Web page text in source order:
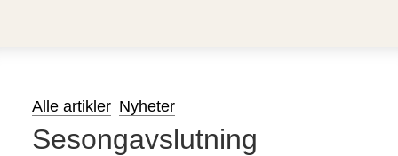
Alle artikler Nyheter
Sesongavslutning